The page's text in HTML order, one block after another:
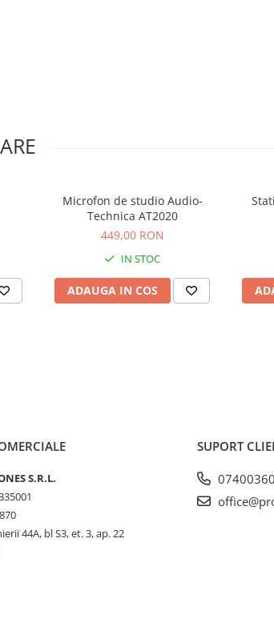
Microfon de studio Audio-
Technica AT2020
449,00 RON
IN STOC
ADAUGA IN COS
S.R.L.
44A, bl S3, et. 3, ap. 22
SUPORT